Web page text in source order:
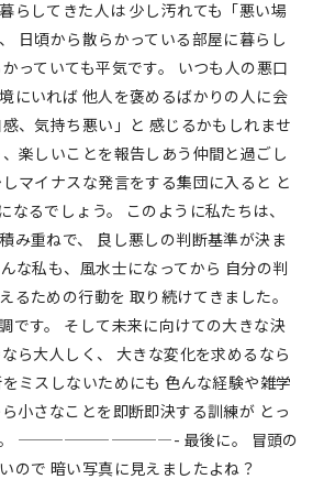
らしてきた人は 少し汚れても「悪い場
日頃から散らかっている部屋に暮らし
っていても平気です。 いつも人の悪口
にいれば 他人を褒めるばかりの人に会
、気持ち悪い」と 感じるかもしれませ
楽しいことを報告しあう仲間と過ごし
マイナスな発言をする集団に入ると と
なるでしょう。 このように私たちは、
み重ねで、 良し悪しの判断基準が決ま
な私も、風水士になってから 自分の判
るための行動を 取り続けてきました。
です。 そして未来に向けての大きな決
ら大人しく、 大きな変化を求めるなら
ミスしないためにも 色んな経験や雑学
小さなことを即断即決する訓練が とっ
。 ——————————- 最後に。 冒頭の
ので 暗い写真に見えましたよね？